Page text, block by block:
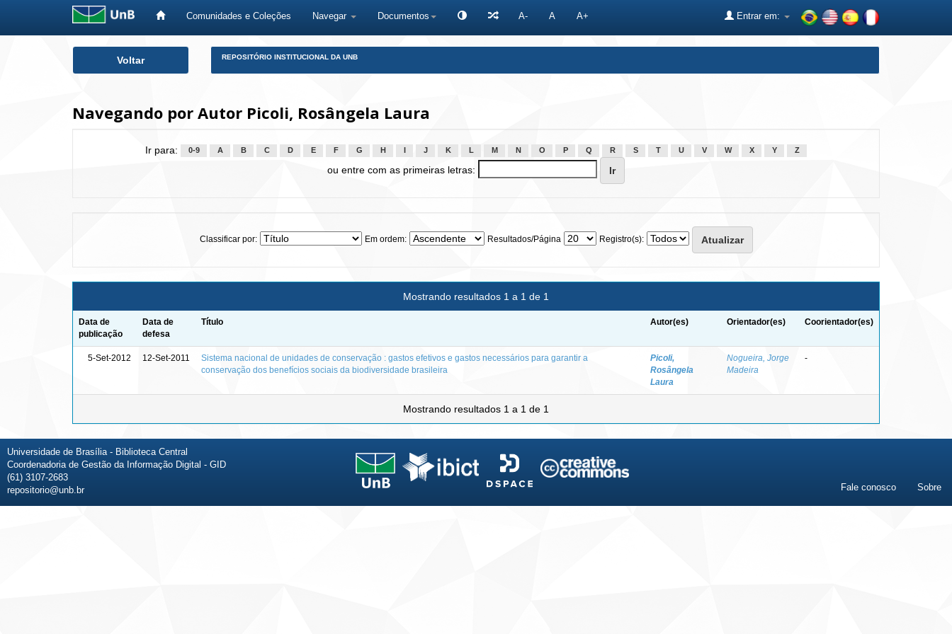
Comunidades e Coleções Navegar Documentos A- A A+ Entrar em:
Voltar REPOSITÓRIO INSTITUCIONAL DA UNB
Navegando por Autor Picoli, Rosângela Laura
Ir para: 0-9 A B C D E F G H J K L M N O P Q R S T U V W X Y Z
ou entre com as primeiras letras:
Classificar por: Em ordem: Resultados/Página Registro(s):
Mostrando resultados 1 a 1 de 1
Data de
publicação
Data de
defesa
Título Autor(es) Orientador(es) Coorientador(es)
5-Set-2012 12-Set-2011
Sistema nacional de unidades de conservação : gastos efetivos e gastos necessários para garantir a
conservação dos benefícios sociais da biodiversidade brasileira
Picoli,
Rosângela
Laura
Nogueira, Jorge
Madeira
-
Mostrando resultados 1 a 1 de 1
Universidade de Brasília - Biblioteca Central
Coordenadoria de Gestão da Informação Digital - GID
(61) 3107-2683
repositorio@unb.br
Fale conosco Sobre